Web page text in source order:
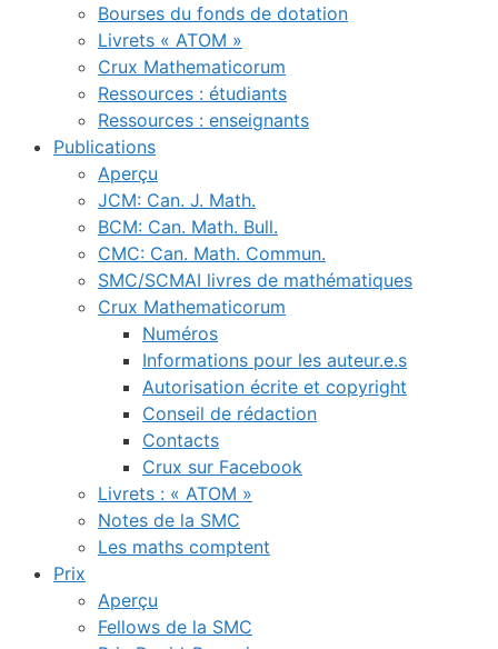
Bourses du fonds de dotation
Livrets « ATOM »
Crux Mathematicorum
Ressources : étudiants
Ressources : enseignants
Publications
Aperçu
JCM: Can. J. Math.
BCM: Can. Math. Bull.
CMC: Can. Math. Commun.
SMC/SCMAI livres de mathématiques
Crux Mathematicorum
Numéros
Informations pour les auteur.e.s
Autorisation écrite et copyright
Conseil de rédaction
Contacts
Crux sur Facebook
Livrets : « ATOM »
Notes de la SMC
Les maths comptent
Prix
Aperçu
Fellows de la SMC